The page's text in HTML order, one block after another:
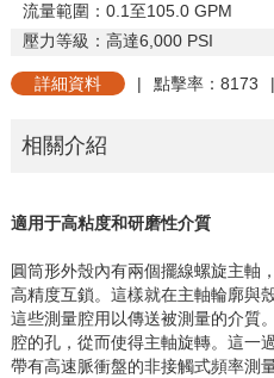
流量範圍： 0.1至105.0 GPM
壓力等級：高達6,000 PSI
詳細資料 | 點擊率：8173 |
相關介紹
適用于高粘度和研磨性介質
圓筒形外殼內有兩個擺線螺旋主軸
高精度互鎖。這樣就在主軸輪廓與
這些測量腔用以傳送被測量的介質
腔的孔，從而使得主軸旋轉。這一
帶有高速脈衝盤的非接觸式頻率測